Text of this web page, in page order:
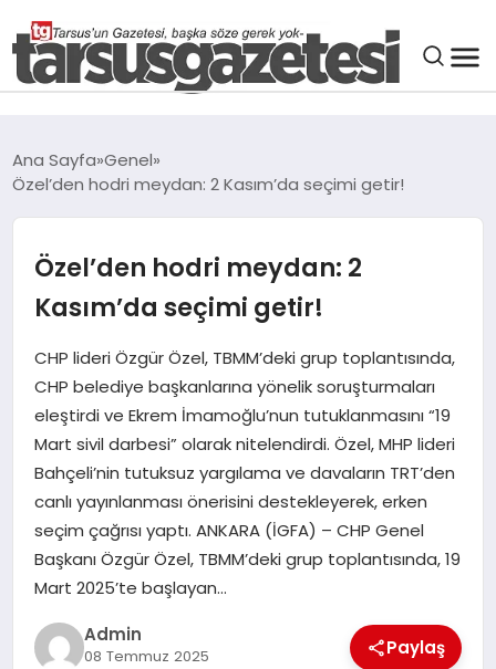
SPOR
ASAYIŞ
DÜNYA
SIYASET
EKONOMI
MERSIN
EĞITIM
İLETIŞIM
Ana Sayfa Genel
Özel’den hodri meydan: 2 Kasım’da seçimi getir!
Özel’den hodri meydan: 2
Kasım’da seçimi getir!
CHP lideri Özgür Özel, TBMM’deki grup toplantısında,
CHP belediye başkanlarına yönelik soruşturmaları
eleştirdi ve Ekrem İmamoğlu’nun tutuklanmasını “19
Mart sivil darbesi” olarak nitelendirdi. Özel, MHP lideri
Bahçeli’nin tutuksuz yargılama ve davaların TRT’den
canlı yayınlanması önerisini destekleyerek, erken
seçim çağrısı yaptı. ANKARA (İGFA) – CHP Genel
Başkanı Özgür Özel, TBMM’deki grup toplantısında, 19
Mart 2025’te başlayan…
Admin
08 Temmuz 2025 Paylaş